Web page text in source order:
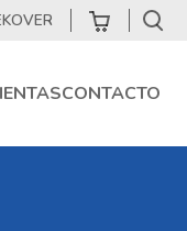
CONTACTO